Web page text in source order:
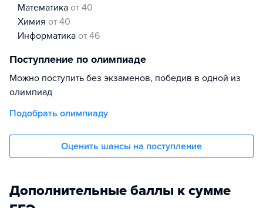
математика от 40
химия от 40
информатика от 46
Поступление по олимпиаде
Можно поступить без экзаменов, победив в одной из
олимпиад
Подобрать олимпиаду
Оценить шансы на поступление
Дополнительные баллы к сумме